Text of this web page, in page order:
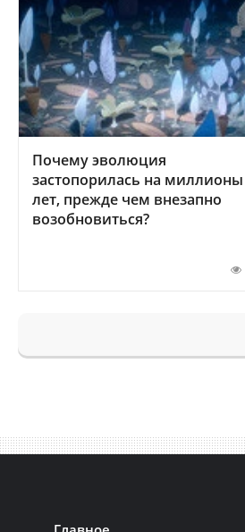
Почему эволюция
застопорилась на миллионы
лет, прежде чем внезапно
возобновиться?